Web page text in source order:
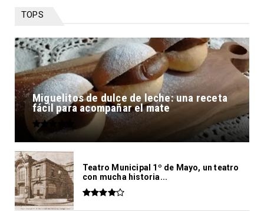
TOPS
Miguelitos de dulce de leche: una receta
fácil para acompañar el mate
Teatro Municipal 1º de Mayo, un teatro
con mucha historia...